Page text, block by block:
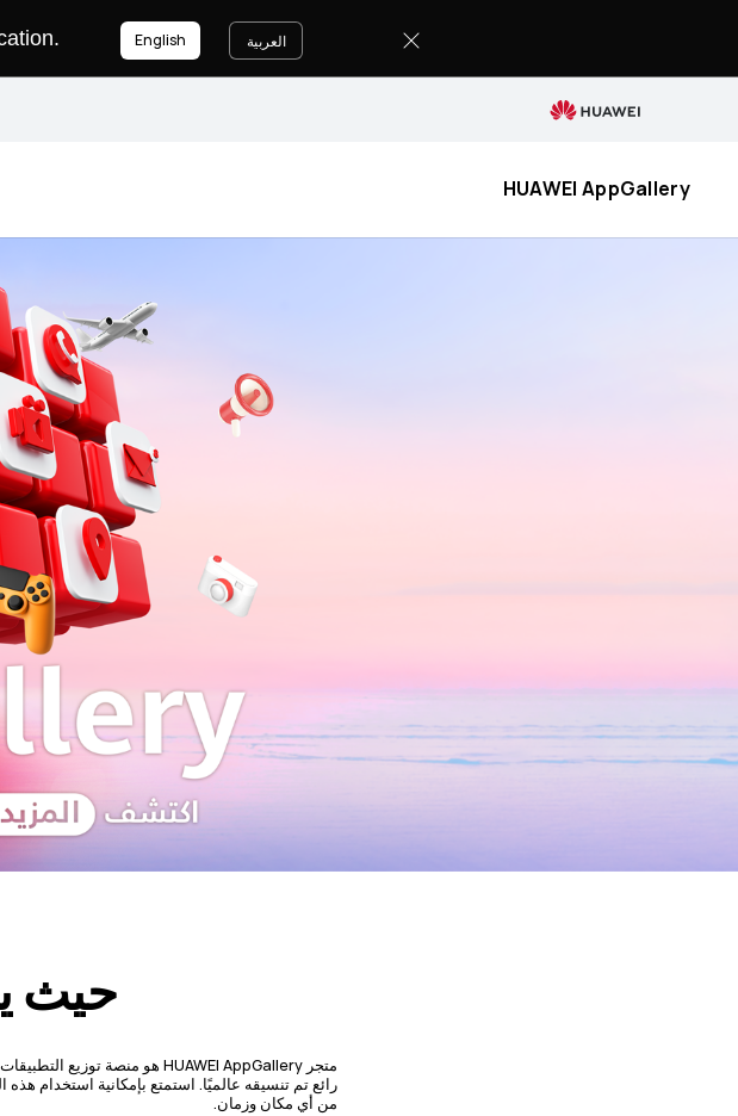
العربية English
HUAWEI AppGallery
حيث
رائع تم تنسيقه عالميًا. استمتع بإمكانية استخدام
من أي مكان وزمان.